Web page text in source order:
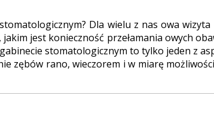
Dla wielu z nas owa
jest konieczność przełamania owych
stomatologicznym to tylko jeden z
zębów rano, wieczorem i w miarę